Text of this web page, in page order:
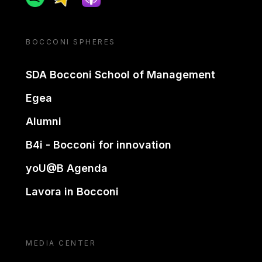
BOCCONI SPHERES
SDA Bocconi School of Management
Egea
Alumni
B4i - Bocconi for innovation
yoU@B Agenda
Lavora in Bocconi
MEDIA CENTER